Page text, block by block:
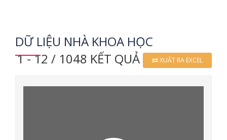
DỮ LIỆU NHÀ KHOA HỌC
1 - 12 / 1048 KẾT QUẢ
XUẤT RA EXCEL